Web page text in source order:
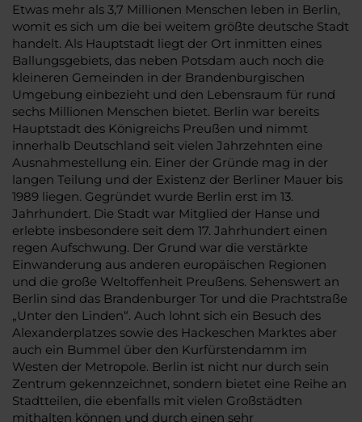
Etwas mehr als 3,7 Millionen Menschen leben in Berlin,
womit es sich um die bei weitem größte deutsche Stadt
handelt. Als Hauptstadt liegt der Ort inmitten eines
Ballungsgebiets, das neben Potsdam auch noch die
kleineren Gemeinden in der Brandenburgischen
Umgebung einbezieht und den Lebensraum für rund
sechs Millionen Menschen bietet. Berlin war bereits
Hauptstadt des Königreichs Preußen und nimmt
innerhalb Deutschland seit vielen Jahrzehnten eine
Ausnahmestellung ein. Einer der Gründe mag in der
langen Teilung und der Existenz der Berliner Mauer bis
1989 liegen. Gegründet wurde Berlin erst im 13.
Jahrhundert. Die Stadt war Mitglied der Hanse und
erlebte insbesondere seit dem 17. Jahrhundert einen
regen Aufschwung. Der Grund war die verstärkte
Einwanderung aus anderen europäischen Regionen
und die große Weltoffenheit Preußens. Sehenswert an
Berlin sind das Brandenburger Tor und die Prachtstraße
„Unter den Linden“. Auch lohnt sich ein Besuch des
Alexanderplatzes sowie des Hackeschen Marktes aber
auch ein Bummel über den Kurfürstendamm im
Westen der Metropole. Berlin ist nicht nur durch sein
Zentrum gekennzeichnet, sondern bietet eine Reihe an
Stadtteilen, die ebenfalls mit vielen Großstädten
mithalten können und durch einen sehr